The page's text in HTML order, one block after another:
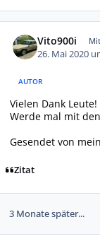
Vito900i
26. Mai 2020
AUTOR
Vielen Dank Leute!
Werde mal mit
Gesendet von
Zitat
3 Monate später...